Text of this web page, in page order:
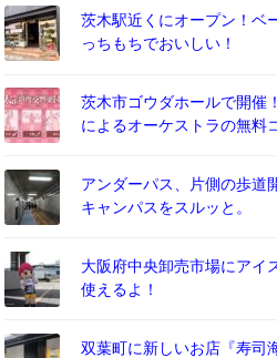
茨木駅近くにオープン！ベ
っちもちでおいしい！
茨木市ゴウダホールで開催
によるオーケストラの無料
アンダーパス、片側の歩道
キャンパスをスルッと。
大阪府中央卸売市場にアイ
使えるよ！
双葉町に新しいお店『寿司